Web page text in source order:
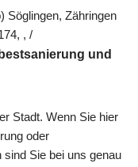
Söglingen, Zähringen
, /
und
Stadt. Wenn Sie hier
oder
Sie bei uns genau